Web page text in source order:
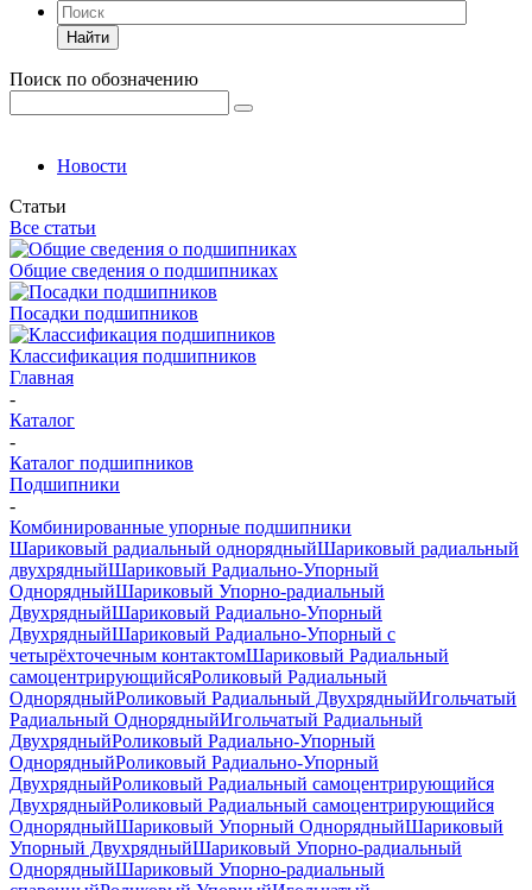
Найти
Поиск по обозначению
Новости
Статьи
Все статьи
Общие сведения о подшипниках
Посадки подшипников
Классификация подшипников
Главная
-
Каталог
-
Каталог подшипников
Подшипники
-
Комбинированные упорные подшипники
Шариковый радиальный однорядныйШариковый радиальный
двухрядныйШариковый Радиально-Упорный
ОднорядныйШариковый Упорно-радиальный
ДвухрядныйШариковый Радиально-Упорный
ДвухрядныйШариковый Радиально-Упорный с
четырёхточечным контактомШариковый Радиальный
самоцентрирующийсяРоликовый Радиальный
ОднорядныйРоликовый Радиальный ДвухрядныйИгольчатый
Радиальный ОднорядныйИгольчатый Радиальный
ДвухрядныйРоликовый Радиально-Упорный
ОднорядныйРоликовый Радиально-Упорный
ДвухрядныйРоликовый Радиальный самоцентрирующийся
ДвухрядныйРоликовый Радиальный самоцентрирующийся
ОднорядныйШариковый Упорный ОднорядныйШариковый
Упорный ДвухрядныйШариковый Упорно-радиальный
ОднорядныйШариковый Упорно-радиальный